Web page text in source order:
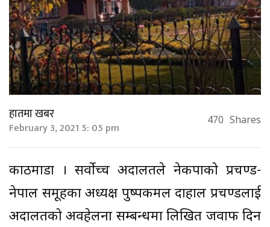
हातमा खबर
February 3, 2021 5: 05 pm 470 Shares
काठमाडौँ । सर्वोच्च अदालतले नेकपाको प्रचण्ड-
नेपाल समूहका अध्यक्ष पुष्पकमल दाहाल प्रचण्डलाई
अदालतको अवहेलना सम्बन्धमा लिखित जवाफ दिन